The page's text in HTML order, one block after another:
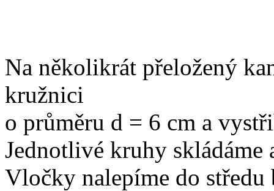
Na několikrát přeložený
kružnici
o průměru d = 6 cm a
Jednotlivé kruhy
Vločky nalepíme do středu